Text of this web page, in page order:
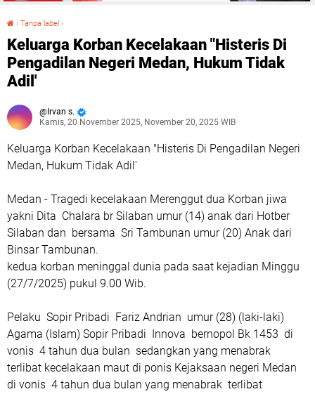
› Tanpa label ›
Keluarga Korban Kecelakaan "Histeris Di
Pengadilan Negeri Medan, Hukum Tidak
Adil'
Irvan s.
Kamis, 20 November 2025, November 20, 2025 WIB
Keluarga Korban Kecelakaan "Histeris Di Pengadilan Negeri
Medan, Hukum Tidak Adil'
Medan - Tragedi kecelakaan Merenggut dua Korban jiwa
yakni Dita Chalara br Silaban umur (14) anak dari Hotber
Silaban dan bersama Sri Tambunan umur (20) Anak dari
Binsar Tambunan.
kedua korban meninggal dunia pada saat kejadian Minggu
(27/7/2025) pukul 9.00 Wib.
Pelaku Sopir Pribadi Fariz Andrian umur (28) (laki-laki)
Agama (Islam) Sopir Pribadi Innova bernopol Bk 1453 di
vonis 4 tahun dua bulan sedangkan yang menabrak
terlibat kecelakaan maut di ponis Kejaksaan negeri Medan
di vonis 4 tahun dua bulan yang menabrak terlibat